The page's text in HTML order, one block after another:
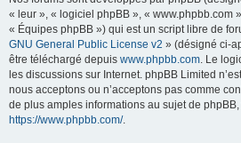
« leur », « logiciel phpBB », « www.phpbb.com
« Équipes phpBB ») qui est un script libre de
GNU General Public License v2 » (désigné ci-
être téléchargé depuis www.phpbb.com. Le
les discussions sur Internet. phpBB Limited
nous acceptons ou n’acceptons pas comme
de plus amples informations au sujet de
https://www.phpbb.com/.